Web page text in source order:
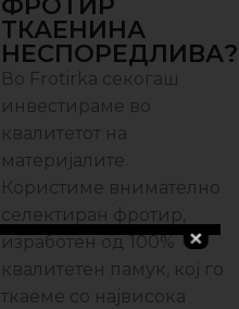
ТКАЕНИНА
НЕСПОРЕДЛИВА?
Во Frotirka секогаш
инвестираме во
квалитетот на
материјалите.
Користиме внимателно
селектиран фротир,
изработен од 100%
квалитетен памук, кој го
ткаеме со највисока